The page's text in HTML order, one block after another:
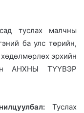
туслах малчны
ба улс төрийн,
эрхийн
АНХНЫ ТҮҮВЭР
Туслах